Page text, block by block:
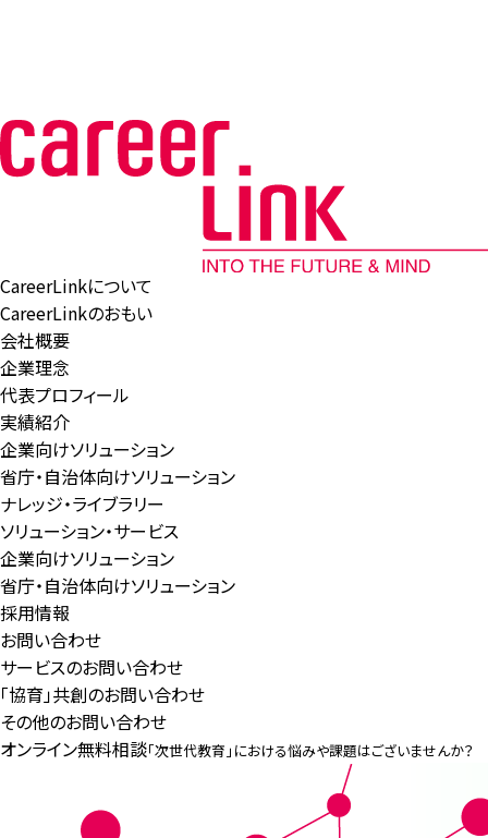
CareerLinkについて
CareerLinkのおもい
会社概要
企業理念
代表プロフィール
実績紹介
企業向けソリューション
省庁・自治体向けソリューション
ナレッジ・ライブラリー
ソリューション・サービス
企業向けソリューション
省庁・自治体向けソリューション
採用情報
お問い合わせ
サービスのお問い合わせ
「協育」共創のお問い合わせ
その他のお問い合わせ
オンライン無料相談「次世代教育」における悩みや課題はございませんか？